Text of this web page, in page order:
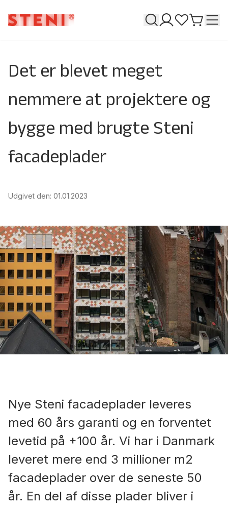
Søge
Mine sider
Favoritter
Gå til
Det er blevet meget
nemmere at projektere og
bygge med brugte Steni
facadeplader
Udgivet den: 01.01.2023
Nye Steni facadeplader leveres
med 60 års garanti og en forventet
levetid på +100 år. Vi har i Danmark
leveret mere end 3 millioner m2
facadeplader over de seneste 50
år. En del af disse plader bliver i